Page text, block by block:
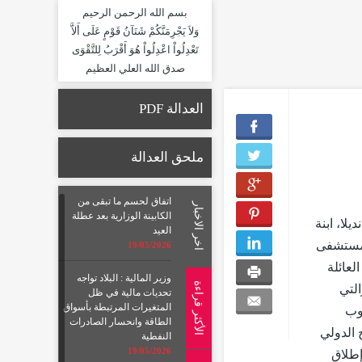
بسم الله الرحمن الرحيم
وَلاَ يَجْرِمَنَّكُمْ شَنَآنُ قَوْمٍ عَلَى أَلاَّ
تَعْدِلُواْ اعْدِلُواْ هُوَ أَقْرَبُ لِلتَّقْوَى
صدق الله العلي العظيم
ابنة
مستشفى
البالغة من العمر 59 عاماً، والتي
الدولي
العدالة PDF
ملحق العدالة
اتفاق لحسم ما تبقى من
الكابينة الوزارية بعد عطلة
العيد
19/05/2026
وزير المالية : البلاد تواجه
تحديات مالية في ظل
المتغيرات المرتبطة بأسواق
الطاقة وانحسار الصادرات
النفطية
19/05/2026
اخر الاخبار
الأكثر قراءة